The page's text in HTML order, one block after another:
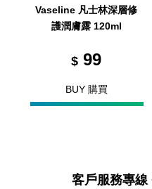
Vaseline 凡士林深層修
護潤膚露 120ml
$ 99
BUY 購買
客戶服務專線